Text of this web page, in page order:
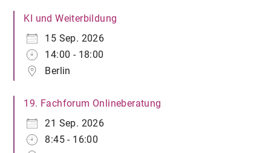
KI und Weiterbildung
15 Sep. 2026
14:00 - 18:00
Berlin
19. Fachforum Onlineberatung
21 Sep. 2026
8:45 - 16:00